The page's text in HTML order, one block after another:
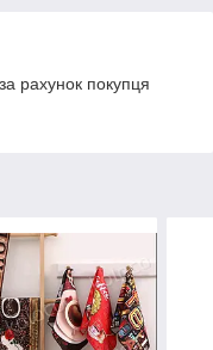
рахунок покупця